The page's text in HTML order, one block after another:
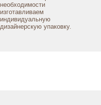
необходимости
изготавливаем
индивидуальную
дизайнерскую упаковку.